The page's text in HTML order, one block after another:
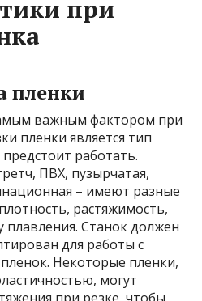
при
пленки
важным фактором при
пленки является тип
работать.
ПВХ, пузырчатая,
– имеют разные
растяжимость,
Станок должен
для работы с
Некоторые пленки,
могут